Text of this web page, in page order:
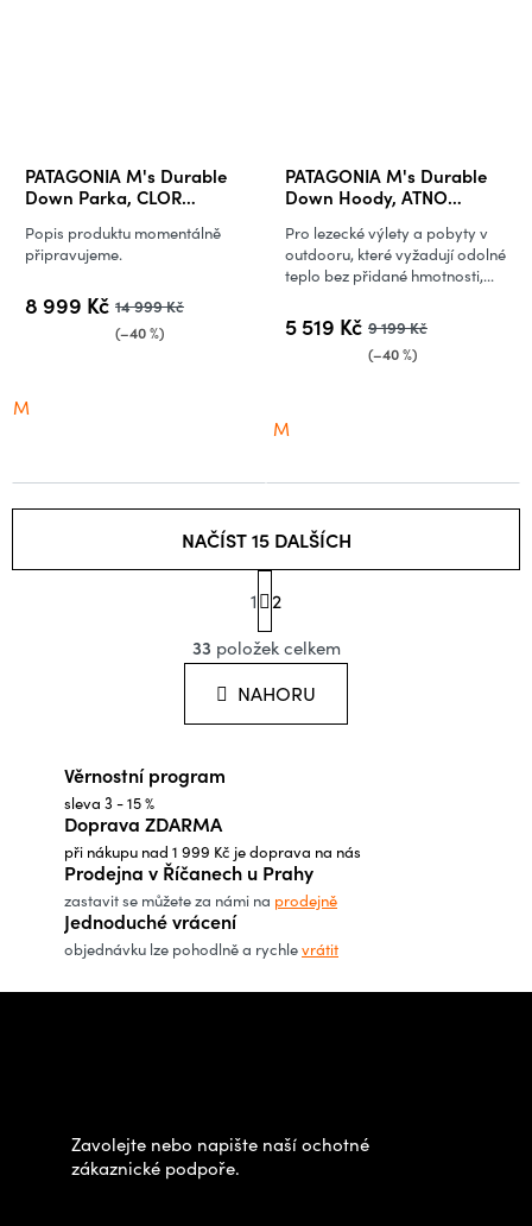
PATAGONIA M's Durable
Down Parka, CLOR
8 999 Kč 14 999 Kč
(–40 %)
Popis produktu momentálně
připravujeme.
M
PATAGONIA M's Durable
Down Hoody, ATNO
5 519 Kč 9 199 Kč
(–40 %)
Pro lezecké výlety a pobyty v
outdooru, které vyžadují odolné
teplo bez přidané hmotnosti,...
M
O
v
l
á
í
p
r
v
k
y
s
NAČÍST 15 DALŠÍCH
S
t
r
á
n
k
1
2
33 položek celkem
NAHORU
Věrnostní program
sleva 3 - 15 %
Doprava ZDARMA
při nákupu nad 1 999 Kč je doprava na nás
Prodejna v Říčanech u Prahy
zastavit se můžete za námi na prodejně
Jednoduché vrácení
objednávku lze pohodlně a rychlevrátit
Z
Zavolejte nebo napište naší ochotné
zákaznické podpoře.